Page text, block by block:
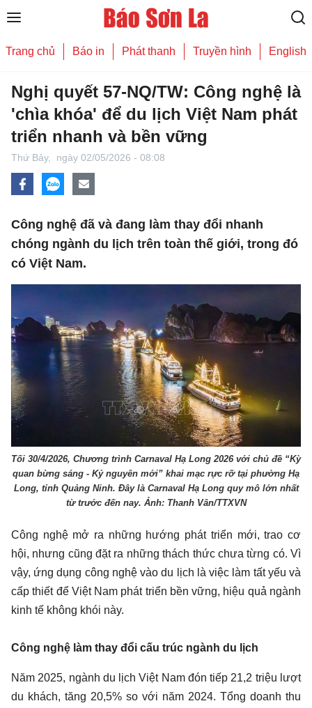
Trang chủ Báo in Phát thanh Truyền hình English
Nghị quyết 57-NQ/TW: Công nghệ là
'chìa khóa' để du lịch Việt Nam phát
triển nhanh và bền vững
Thứ Bảy, ngày 02/05/2026 - 08:08
Công nghệ đã và đang làm thay đổi nhanh
chóng ngành du lịch trên toàn thế giới, trong đó
có Việt Nam.
Tối 30/4/2026, Chương trình Carnaval Hạ Long 2026 với chủ đề “Kỳ
quan bừng sáng - Kỷ nguyên mới” khai mạc rực rỡ tại phường Hạ
Long, tỉnh Quảng Ninh. Đây là Carnaval Hạ Long quy mô lớn nhất
từ trước đến nay. Ảnh: Thanh Vân/TTXVN
Công nghệ mở ra những hướng phát triển mới, trao cơ
hội, nhưng cũng đặt ra những thách thức chưa từng có. Vì
vậy, ứng dụng công nghệ vào du lịch là việc làm tất yếu và
cấp thiết để Việt Nam phát triển bền vững, hiệu quả ngành
kinh tế không khói này.
Công nghệ làm thay đổi cấu trúc ngành du lịch
Năm 2025, ngành du lịch Việt Nam đón tiếp 21,2 triệu lượt
du khách, tăng 20,5% so với năm 2024. Tổng doanh thu